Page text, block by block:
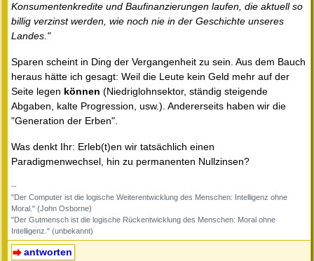
Konsumentenkredite und Baufinanzierungen laufen, die aktuell so
billig verzinst werden, wie noch nie in der Geschichte unseres
Landes."
Sparen scheint in Ding der Vergangenheit zu sein. Aus dem Bauch
heraus hätte ich gesagt: Weil die Leute kein Geld mehr auf der
Seite legen können (Niedriglohnsektor, ständig steigende
Abgaben, kalte Progression, usw.). Andererseits haben wir die
"Generation der Erben".
Was denkt Ihr: Erleb(t)en wir tatsächlich einen
Paradigmenwechsel, hin zu permanenten Nullzinsen?
--
"Der Computer ist die logische Weiterentwicklung des Menschen: Intelligenz ohne
Moral." (John Osborne)
"Der Gutmensch ist die logische Rückentwicklung des Menschen: Moral ohne
Intelligenz." (unbekannt)
antworten